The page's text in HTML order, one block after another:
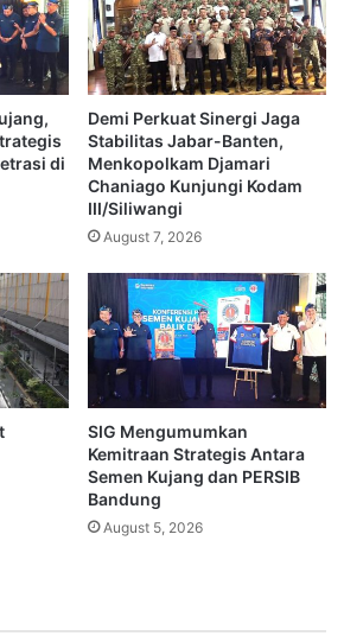
di
Demi Perkuat Sinergi Jaga
Stabilitas Jabar-Banten,
Menkopolkam Djamari
Chaniago Kunjungi Kodam
III/Siliwangi
August 7, 2026
SIG Mengumumkan
Kemitraan Strategis Antara
Semen Kujang dan PERSIB
Bandung
August 5, 2026